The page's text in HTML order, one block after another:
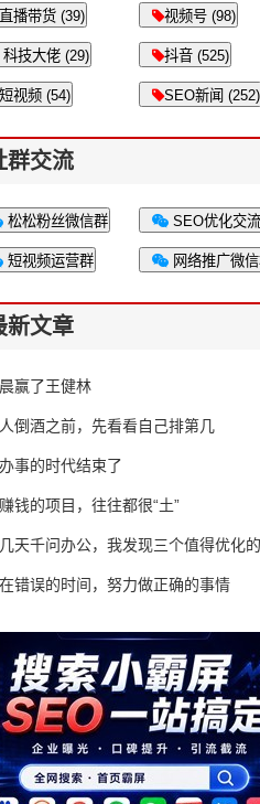
直播带货 (39) 视频号 (98)
科技大佬 (29) 抖音 (525)
短视频 (54) SEO新闻 (252)
群交流
松松粉丝微信群 SEO优化交
短视频运营群 网络推广微
新文章
赢了王健林
倒酒之前，先看看自己排第几
事的时代结束了
钱的项目，往往都很“土”
天千问办公，我发现三个值得优化
错误的时间，努力做正确的事情